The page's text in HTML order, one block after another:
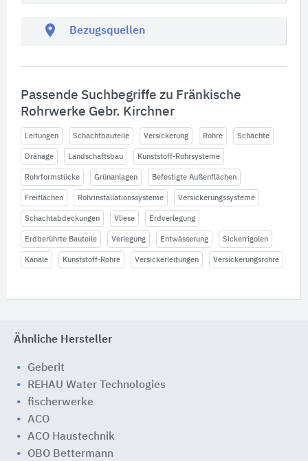
location_on Bezugsquellen
Passende Suchbegriffe zu Fränkische
Rohrwerke Gebr. Kirchner
Leitungen Schachtbauteile Versickerung Rohre Schächte
Dränage Landschaftsbau Kunststoff-Rohrsysteme
Rohrformstücke Grünanlagen Befestigte Außenflächen
Freiflächen Rohrinstallationssysteme Versickerungssysteme
Schachtabdeckungen Vliese Erdverlegung
Erdberührte Bauteile Verlegung Entwässerung Sickerrigolen
Kanäle Kunststoff-Rohre Versickerleitungen Versickerungsrohre
Ähnliche Hersteller
Geberit
REHAU Water Technologies
fischerwerke
ACO
ACO Haustechnik
OBO Bettermann